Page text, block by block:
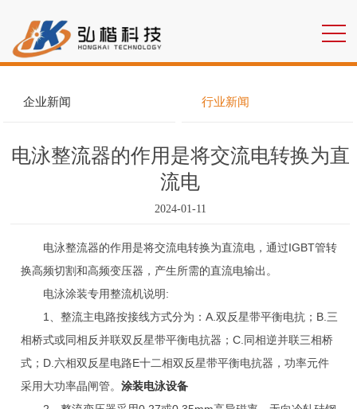
企业新闻 行业新闻
电泳整流器的作用是将交流电转换为直
流电
2024-01-11
电泳整流器的作用是将交流电转换为直流电，通过IGBT管转
换高频切割和高频变压器，产生所需的直流电输出。
电泳涂装专用整流机说明:
1、整流主电路按接线方式分为：A.双反星带平衡电抗；B.三
相桥式或同相反并联双反星带平衡电抗器；C.同相逆并联三相桥
式；D.六相双反星电路E十二相双反星带平衡电抗器，功率元件
采用大功率晶闸管。涂装电泳设备